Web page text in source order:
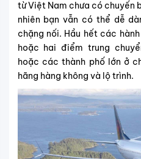
từ Việt Nam chưa có chuyến
nhiên bạn vẫn có thể dễ
chặng nối. Hầu hết các
hoặc hai điểm trung
hoặc các thành phố lớn ở
hãng hàng không và lộ trình.